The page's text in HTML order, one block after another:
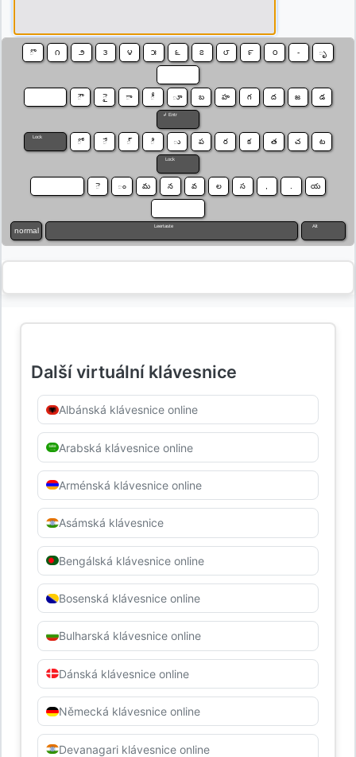
ొ ౧ ౨ ౩ ౪ ౫ ౬ ౭ ౮ ౯ ౦ - ృ
ౌ ై ా ీ ూ బ హ గ ద జ డ
↲ Entr
Lock
ో ే ్ ి ు ప ర క త చ ట
Lock
ె ం మ న వ ల స య
normal
Leertaste Alt
Další virtuální klávesnice
Albánská klávesnice online
Arabská klávesnice online
Arménská klávesnice online
Asámská klávesnice
Bengálská klávesnice online
Bosenská klávesnice online
Bulharská klávesnice online
Dánská klávesnice online
Německá klávesnice online
Devanagari klávesnice online